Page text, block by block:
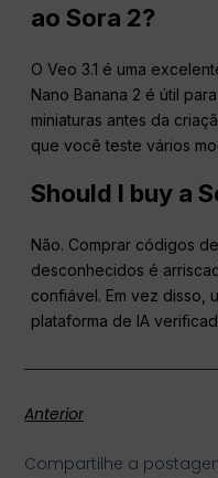
ao Sora 2?
O Veo 3.1 é uma
Nano Banana 2 é útil
miniaturas antes da
que você teste vários
Should I buy a
Não. Comprar códigos
desconhecidos é
confiável. Em vez disso,
plataforma de IA
Anterior
Compartilhe a